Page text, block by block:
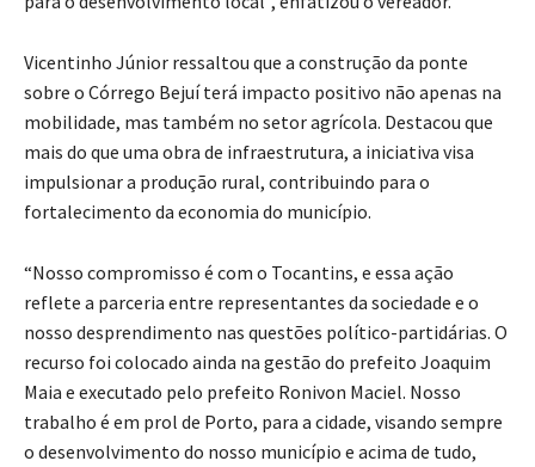
Vicentinho Júnior ressaltou que a construção da ponte
sobre o Córrego Bejuí terá impacto positivo não apenas na
mobilidade, mas também no setor agrícola. Destacou que
mais do que uma obra de infraestrutura, a iniciativa visa
impulsionar a produção rural, contribuindo para o
fortalecimento da economia do município.
“Nosso compromisso é com o Tocantins, e essa ação
reflete a parceria entre representantes da sociedade e o
nosso desprendimento nas questões político-partidárias. O
recurso foi colocado ainda na gestão do prefeito Joaquim
Maia e executado pelo prefeito Ronivon Maciel. Nosso
trabalho é em prol de Porto, para a cidade, visando sempre
o desenvolvimento do nosso município e acima de tudo,